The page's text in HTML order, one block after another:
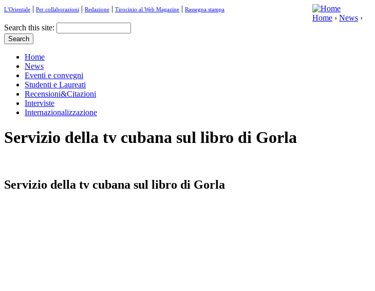
L'Orientale | Per collaborazioni | Redazione | Tirocinio al Web Magazine | Rassegna stampa
Home › News ›
Search this site:
Home
News
Eventi e convegni
Studenti e Laureati
Recensioni&Citazioni
Interviste
Internazionalizzazione
Servizio della tv cubana sul libro di Gorla
Servizio della tv cubana sul libro di Gorla